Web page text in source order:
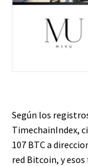
Según los
TimechainIndex,
107 BTC a
red Bitcoin, y